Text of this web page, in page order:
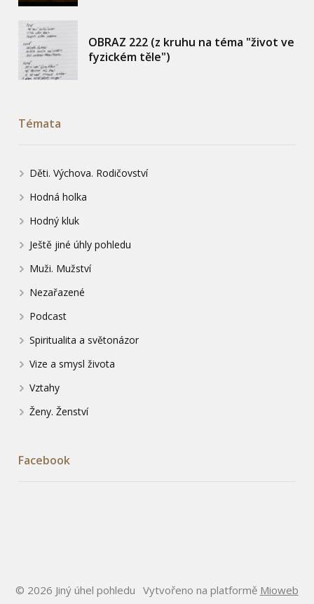
OBRAZ 222 (z kruhu na téma "život ve
fyzickém těle")
Témata
Děti. Výchova. Rodičovství
Hodná holka
Hodný kluk
Ještě jiné úhly pohledu
Muži. Mužství
Nezařazené
Podcast
Spiritualita a světonázor
Vize a smysl života
Vztahy
Ženy. Ženství
Facebook
© 2026 Jiný úhel pohledu Vytvořeno na platformě Mioweb